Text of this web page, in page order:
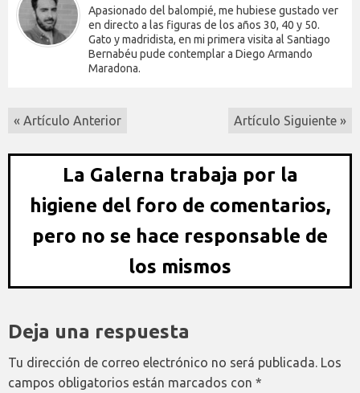
Apasionado del balompié, me hubiese gustado ver
en directo a las figuras de los años 30, 40 y 50.
Gato y madridista, en mi primera visita al Santiago
Bernabéu pude contemplar a Diego Armando
Maradona.
« Artículo Anterior Artículo Siguiente »
La Galerna trabaja por la
higiene del foro de comentarios,
pero no se hace responsable de
los mismos
Deja una respuesta
Tu dirección de correo electrónico no será publicada. Los
campos obligatorios están marcados con *